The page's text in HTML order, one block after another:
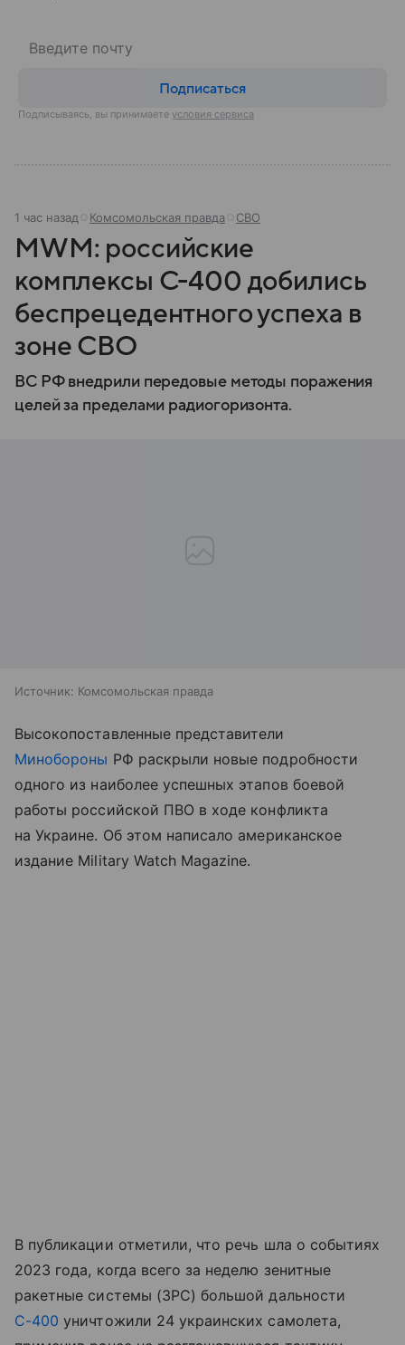
Подписаться
Подписываясь, вы принимаете условия сервиса
1 час назад Комсомольская правда СВО
MWM: российские
комплексы С-400 добились
беспрецедентного успеха в
зоне СВО
ВС РФ внедрили передовые методы поражения
целей за пределами радиогоризонта.
Источник: Комсомольская правда
Высокопоставленные представители
Минобороны РФ раскрыли новые подробности
одного из наиболее успешных этапов боевой
работы российской ПВО в ходе конфликта
на Украине. Об этом написало американское
издание Military Watch Magazine.
В публикации отметили, что речь шла о событиях
2023 года, когда всего за неделю зенитные
ракетные системы (ЗРС) большой дальности
С-400 уничтожили 24 украинских самолета,